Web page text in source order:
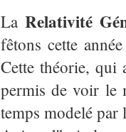
LaRelativité
fêtons cette
Cette théorie, qui
permis de voir le
temps modelé par